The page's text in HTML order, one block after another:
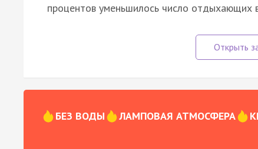
процентов уменьшилось число отдыхающих
БЕЗ ВОДЫ ЛАМПОВАЯ АТМОСФЕРА